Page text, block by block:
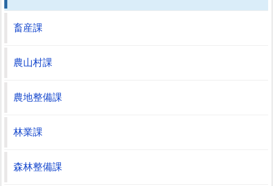
畜産課
農山村課
農地整備課
林業課
森林整備課